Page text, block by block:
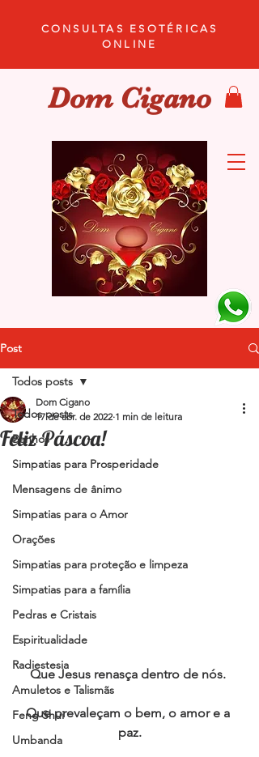
Dom Cigano
CONSULTAS ESOTÉRICAS
ONLINE
Post
Todos posts
Banhos
Simpatias para Prosperidade
Mensagens de ânimo
Simpatias para o Amor
Orações
Simpatias para proteção e limpeza
Simpatias para a família
Pedras e Cristais
Espiritualidade
Radiestesia
Amuletos e Talismãs
Feng Shui
Umbanda
Todos posts
Feliz Páscoa!
Dom Cigano
17 de abr. de 2022 1 min de leitura
Que Jesus renasça dentro de nós.
Que prevaleçam o bem, o amor e a
paz.